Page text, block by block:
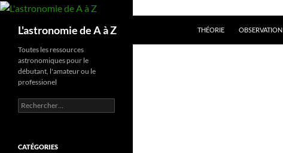
Aller
contenuL'astronomie de A à Z THÉORIE OBSERVATION
Toutes les ressources
astronomiques pour le
débutant, l'amateur ou le
professionel
Rechercher :
CATÉGORIES